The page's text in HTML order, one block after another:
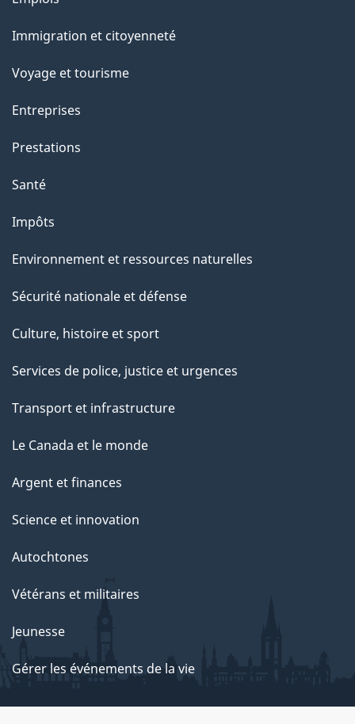
sujets
Immigration et citoyenneté
Voyage et tourisme
Entreprises
Prestations
Santé
Impôts
Environnement et ressources naturelles
Sécurité nationale et défense
Culture, histoire et sport
Services de police, justice et urgences
Transport et infrastructure
Le Canada et le monde
Argent et finances
Science et innovation
Autochtones
Vétérans et militaires
Jeunesse
Gérer les événements de la vie